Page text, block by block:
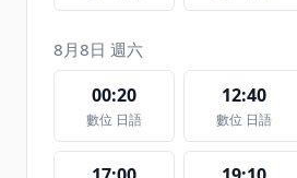
8月8日 週六
00:20
數位 日語
12:40
數位 日語